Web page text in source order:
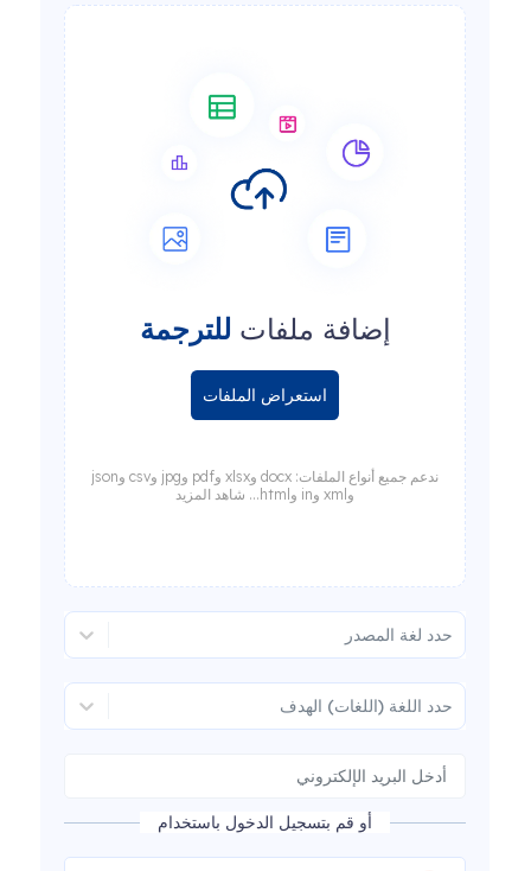
إضافة ملفات للترجمة
استعراض الملفات
ندعم جميع أنواع الملفات: docx وxlsx وpdf وjpg وcsv وjson
وxml وin وhtml... شاهد المزيد
حدد لغة المصدر
حدد اللغة (اللغات) الهدف
أو قم بتسجيل الدخول باستخدام